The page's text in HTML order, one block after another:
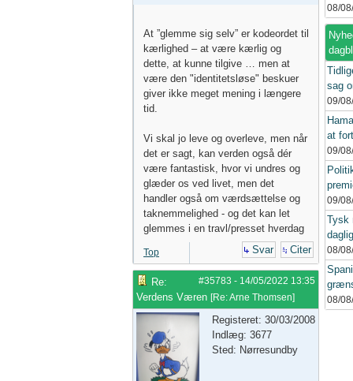
At ”glemme sig selv” er kodeordet til
kærlighed – at være kærlig og
dette, at kunne tilgive … men at
være den "identitetsløse" beskuer
giver ikke meget mening i længere
tid.
Vi skal jo leve og overleve, men når
det er sagt, kan verden også dér
være fantastisk, hvor vi undres og
glæder os ved livet, men det
handler også om værdsættelse og
taknemmelighed - og det kan let
glemmes i en travl/presset hverdag
Top Svar Citer
#35783 - 14/05/2022 13:35
Re:
Verdens Væren [Re: Arne Thomsen]
Registeret: 30/03/2008
Indlæg: 3677
Sted: Nørresundby
08/
sag
09/
at
09/
09/
Tysk
08/
08/